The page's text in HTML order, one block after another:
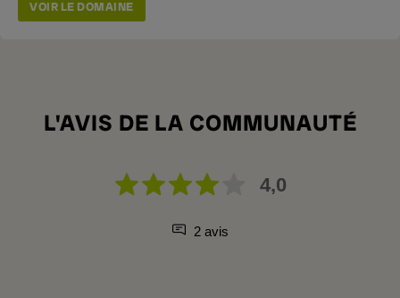
VOIR LE DOMAINE
L'AVIS DE LA COMMUNAUTÉ
4,0
2 avis